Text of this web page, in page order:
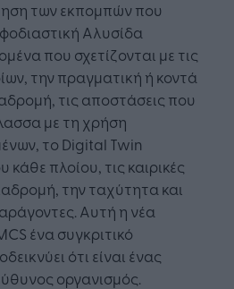
των εκπομπών που
Αλυσίδα
που σχετίζονται με τις
την πραγματική ή κοντά
τις αποστάσεις που
με τη χρήση
το Digital Twin
πλοίου, τις καιρικές
την ταχύτητα και
Αυτή η νέα
ένα συγκριτικό
ότι είναι ένας
οργανισμός.